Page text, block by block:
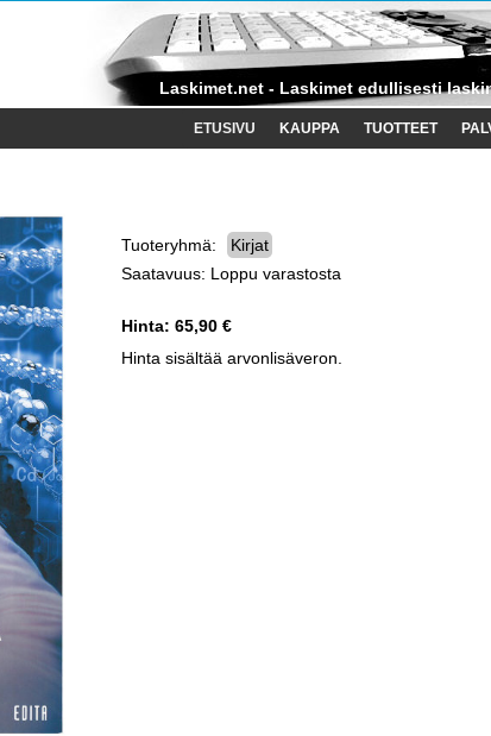
Laskimet.net - Laskimet edullisesti
ETUSIVU KAUPPA TUOTTEET
Tuoteryhmä:
Kirjat
Saatavuus: Loppu varastosta
Hinta: 65,90 €
Hinta sisältää arvonlisäveron.